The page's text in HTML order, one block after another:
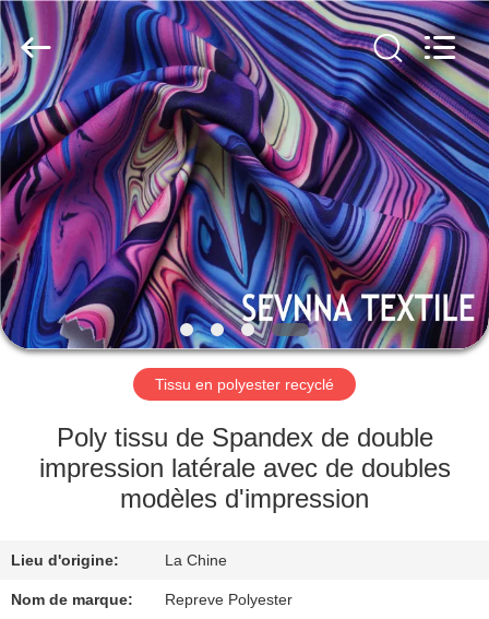
MAISON
PRODUITS
VR
SHOW
AU
NOUS
D'USINE
2019
-
2026
SEVNNA
TEXTILE.
All
Rights
Reserved.
Tissu en polyester recyclé
Poly tissu de Spandex de double
impression latérale avec de doubles
modèles d'impression
Lieu d'origine: La Chine
Nom de marque: Repreve Polyester